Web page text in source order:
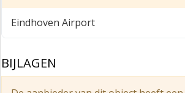
- Zonwering in iedere ruimte
- Voldoende stroom- en
- Gedeeld dames- en herentoilet
Eindhoven Airport
BIJLAGEN